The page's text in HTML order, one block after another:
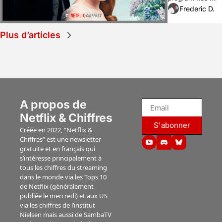
2020 5 ans
Netflix sur la
durée avec cette
Frederic D.
Plus d’articles
A propos de
Netflix & Chiffres
Créée en 2022, “Netflix &
Chiffres” est une newsletter
gratuite et en français qui
s’intéresse principalement à
tous les chiffres du streaming
dans le monde via les Tops 10
de Netflix (généralement
publiée le mercredi) et aux US
via les chiffres de l’institut
Nielsen mais aussi de SambaTV
S'abonner